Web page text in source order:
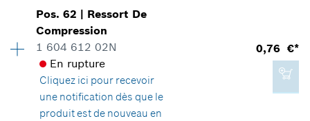
1,22 €*
*Tous les prix sont TTC hors frais de port
Disponibilité 1
Groupe de prix
Informations pièces détachées
Adaptable sur outils
Positionner dans la vue éclatée
Pos.62 | Ressort De
Compression
1 604 612 02N
En rupture
Cliquez ici pour recevoir
une notification dès que le
produit est de nouveau en
0,76 €*